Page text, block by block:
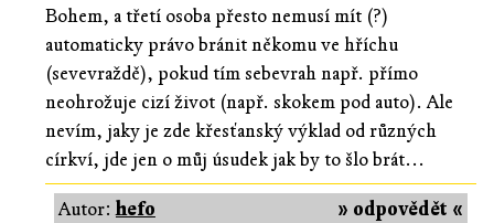
Bohem, a třetí osoba přesto nemusí mít (?)
automaticky právo bránit někomu ve hříchu
(sevevraždě), pokud tím sebevrah např. přímo
neohrožuje cizí život (např. skokem pod auto). Ale
nevím, jaky je zde křesťanský výklad od různých
církví, jde jen o můj úsudek jak by to šlo brát...
» odpovědět «
Autor:hefo